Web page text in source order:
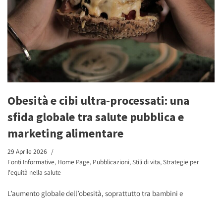
Obesità e cibi ultra-processati: una
sfida globale tra salute pubblica e
marketing alimentare
29 Aprile 2026
Fonti Informative, Home Page, Pubblicazioni,Stili di vita,Strategie per
l'equità nella salute
L’aumento globale dell’obesità, soprattutto tra bambini e